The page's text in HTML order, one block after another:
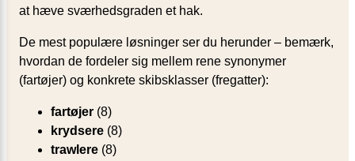
at hæve sværhedsgraden et hak.
De mest populære løsninger ser du herunder – bemærk,
hvordan de fordeler sig mellem rene synonymer
(fartøjer) og konkrete skibsklasser (fregatter):
fartøjer (8)
krydsere (8)
trawlere (8)